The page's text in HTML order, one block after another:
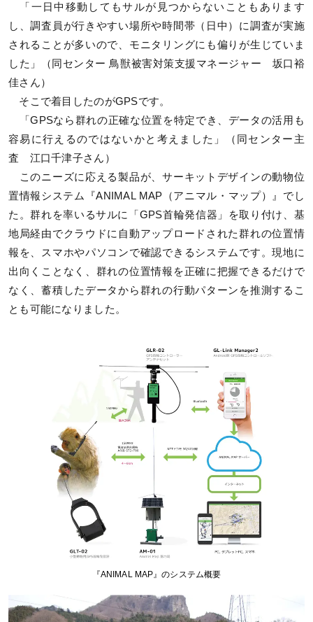
「一日中移動してもサルが見つからないこともあります
し、調査員が行きやすい場所や時間帯（日中）に調査が実施
されることが多いので、モニタリングにも偏りが生じていま
した」（同センター 鳥獣被害対策支援マネージャー 坂口裕
佳さん）
そこで着目したのがGPSです。
「GPSなら群れの正確な位置を特定でき、データの活用も
容易に行えるのではないかと考えました」（同センター主
査 江口千津子さん）
このニーズに応える製品が、サーキットデザインの動物位
置情報システム『ANIMAL MAP（アニマル・マップ）』でし
た。群れを率いるサルに「GPS首輪発信器」を取り付け、基
地局経由でクラウドに自動アップロードされた群れの位置情
報を、スマホやパソコンで確認できるシステムです。現地に
出向くことなく、群れの位置情報を正確に把握できるだけで
なく、蓄積したデータから群れの行動パターンを推測するこ
とも可能になりました。
『ANIMAL MAP』のシステム概要